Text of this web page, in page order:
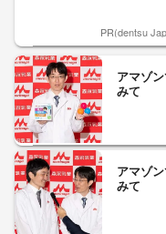
PR(dentsu
アマゾ
みて
アマゾ
みて